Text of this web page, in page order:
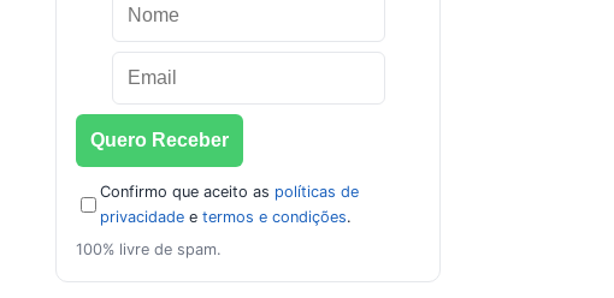
Confirmo que aceito as políticas de
privacidade e termos e condições.
100% livre de spam.